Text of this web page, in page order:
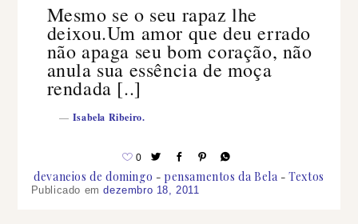
Mesmo se o seu rapaz lhe
deixou.Um amor que deu errado
não apaga seu bom coração, não
anula sua essência de moça
rendada [..]
— Isabela Ribeiro.
0
devaneios de domingo pensamentos da Bela Textos
Publicado emdezembro 18, 2011